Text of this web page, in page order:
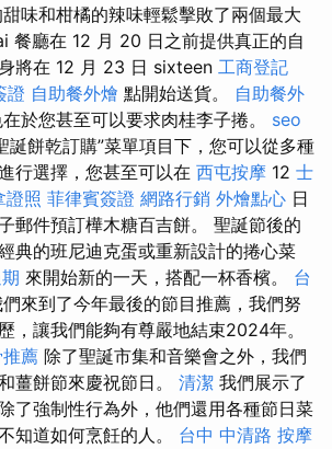
味和柑橘的辣味輕鬆擊敗了兩個最大
餐廳在 12 月 20 日之前提供真正的自
將在 12 月 23 日 sixteen 工商登記
證 自助餐外燴 點開始送貨。 自助餐外
於您甚至可以要求肉桂李子捲。 seo
誕餅乾訂購”菜單項目下，您可以從多種
行選擇，您甚至可以在 西屯按摩 12 士
證照 菲律賓簽證 網路行銷 外燴點心 日
郵件預訂樺木糖百吉餅。 聖誕節後的
典的班尼迪克蛋或重新設計的捲心菜
來開始新的一天，搭配一杯香檳。 台
來到了今年最後的節目推薦，我們努
，讓我們能夠有尊嚴地結束2024年。
薦 除了聖誕市集和音樂會之外，我們
薑餅節來慶祝節日。 清潔 我們展示了
了強制性行為外，他們還用各種節日菜
知道如何烹飪的人。 台中 中清路 按摩